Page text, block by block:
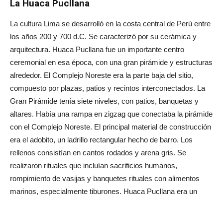
La Huaca Pucllana
La cultura Lima se desarrolló en la costa central de Perú entre
los años 200 y 700 d.C. Se caracterizó por su cerámica y
arquitectura. Huaca Pucllana fue un importante centro
ceremonial en esa época, con una gran pirámide y estructuras
alrededor. El Complejo Noreste era la parte baja del sitio,
compuesto por plazas, patios y recintos interconectados. La
Gran Pirámide tenía siete niveles, con patios, banquetas y
altares. Había una rampa en zigzag que conectaba la pirámide
con el Complejo Noreste. El principal material de construcción
era el adobito, un ladrillo rectangular hecho de barro. Los
rellenos consistían en cantos rodados y arena gris. Se
realizaron rituales que incluían sacrificios humanos,
rompimiento de vasijas y banquetes rituales con alimentos
marinos, especialmente tiburones. Huaca Pucllana era un